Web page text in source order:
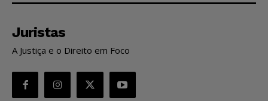
Juristas
A Justiça e o Direito em Foco